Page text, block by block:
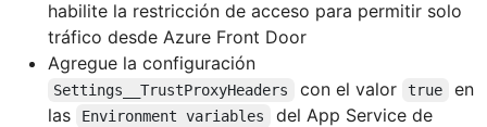
habilite la restricción de acceso para permitir solo
tráfico desde Azure Front Door
Agregue la configuración
Settings__TrustProxyHeaders con el valor true
en
las
Environment variables
del App Service de